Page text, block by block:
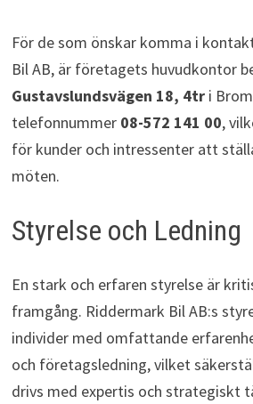
För de som önskar komma i
Bil AB, är företagets huvudkontor
Gustavslundsvägen 18, 4tri
telefonnummer 08-572 141 00,
för kunder och intressenter att
möten.
Styrelse och Ledning
En stark och erfaren styrelse är
framgång. Riddermark Bil AB:s
individer med omfattande
och företagsledning, vilket
drivs med expertis och strategiskt